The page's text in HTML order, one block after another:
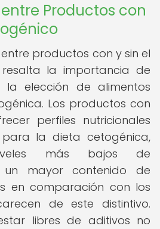
Productos con
productos con y sin el
resalta la importancia de
la elección de alimentos
Los productos con
perfiles nutricionales
la dieta cetogénica,
más bajos de
mayor contenido de
en comparación con los
de este distintivo.
libres de aditivos no